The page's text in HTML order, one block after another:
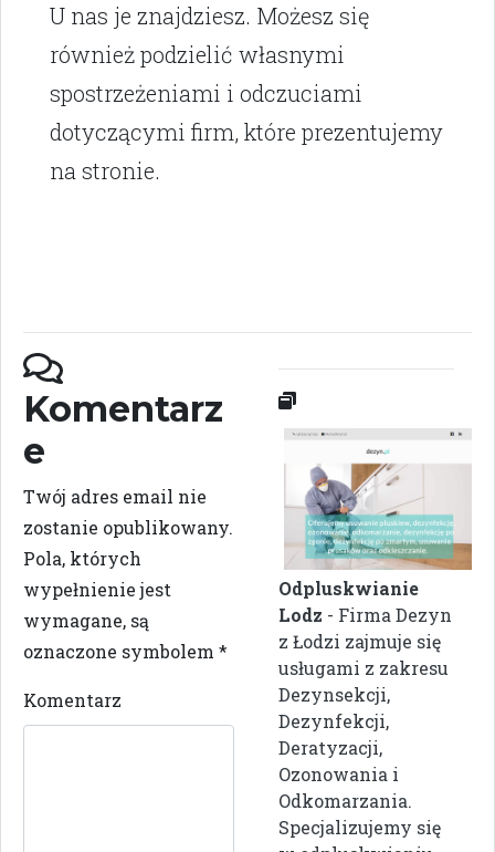
U nas je znajdziesz. Możesz się
również podzielić własnymi
spostrzeżeniami i odczuciami
dotyczącymi firm, które prezentujemy
na stronie.
Komentarz
e
Twój adres email nie
zostanie opublikowany.
Pola, których
wypełnienie jest
wymagane, są
oznaczone symbolem *
Komentarz
Odpluskwianie
Lodz - Firma Dezyn
z Łodzi zajmuje się
usługami z zakresu
Dezynsekcji,
Dezynfekcji,
Deratyzacji,
Ozonowania i
Odkomarzania.
Specjalizujemy się